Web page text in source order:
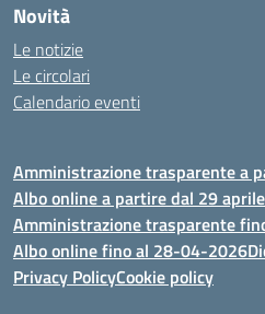
Novità
Le notizie
Le circolari
Calendario eventi
Amministrazione trasparente a
Albo online a partire dal 29
Amministrazione trasparente
Albo online fino al 28-04-2026
Privacy PolicyCookie policy